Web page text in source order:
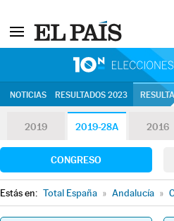
NOTICIAS RESULTADOS 2023
2019 2019-28A 2016
CONGRESO
Estás en: Total España » Andalucía »